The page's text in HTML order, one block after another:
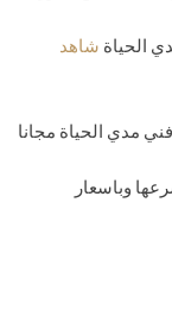
الحياة شاهد
مدي الحياة مجانا
وباسعار